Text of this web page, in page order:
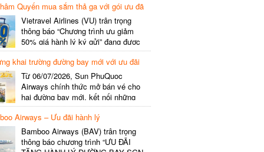
Quyến mua sắm thả ga với gói ưu đã
gói cước
Vietravel Airlines (VU) trân trọng
thông báo “Chương trình ưu giảm
50% giá hành lý ký gửi” đang được
triển khai cho đường bay quốc tế mới
kết nối từ TP. Hồ Chí Minh
(SGN) đi Thâm Quyến – Trung Quốc
(SZX), chi tiết như sau: LỊCH BAY
CHI TIẾT Đường bay SHCB Giờ khởi
hành Giờ đến Tần suất…
khai trường đường bay mới với ưu đãi
Từ 06/07/2026, Sun PhuQuoc
Airways chính thức mở bán vé cho
hai đường bay mới, kết nối những
điểm đến giàu trải nghiệm, giúp hành
khách khám phá vẻ đẹp thiên nhiên
và văn hóa của miền Trung Việt Nam.
Thông tin đường bay mới Đường bay
Airways – Ưu đãi hành lý
Bamboo Airways (BAV) trân trọng
thông báo chương trình “ƯU ĐÃI